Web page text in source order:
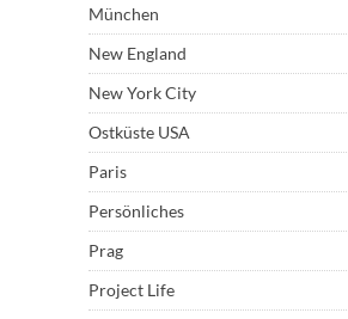
München
New England
New York City
Ostküste USA
Paris
Persönliches
Prag
Project Life